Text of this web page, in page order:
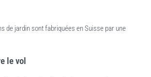
de jardin sont fabriquées en Suisse par une
le vol